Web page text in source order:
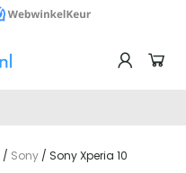
/ Sony / Sony Xperia 10